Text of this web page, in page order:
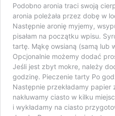
Podobno aronia traci swoją
aronia poleżała przez dobę w
Następnie aronię myjemy,
pisałam na początku wpisu.
tartę. Mąkę owsianą (samą lub
Opcjonalnie możemy dodać
Jeśli jest zbyt mokre, należy
godzinę. Pieczenie tarty Po
Następnie przekładamy
nakłuwamy ciasto w kilku
i wykładamy na ciasto